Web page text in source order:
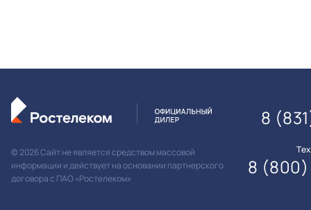
© 2026 Сайт не является средством массовой
информации и действует на основании партнерского
договора с ПАО «Ростелеком»
8
8